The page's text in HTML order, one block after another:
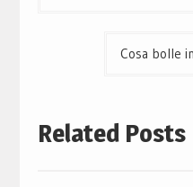
Cosa bolle
Related Posts